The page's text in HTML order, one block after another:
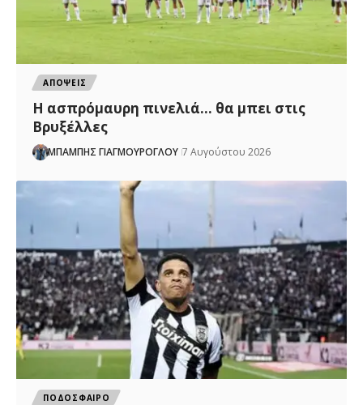
ΑΠΟΨΕΙΣ
Η ασπρόμαυρη πινελιά… θα μπει στις
Βρυξέλλες
ΜΠΑΜΠΗΣ ΓΙΑΓΜΟΥΡΟΓΛΟΥ 7 Αυγούστου 2026
ΠΟΔΟΣΦΑΙΡΟ